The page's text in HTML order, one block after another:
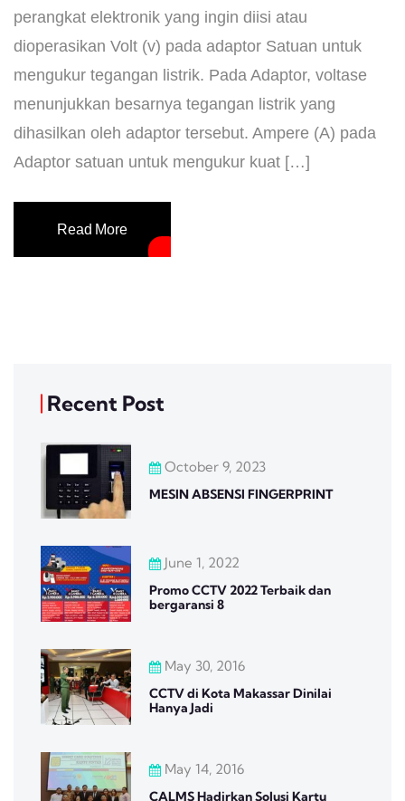
perangkat elektronik yang ingin diisi atau
dioperasikan Volt (v) pada adaptor Satuan untuk
mengukur tegangan listrik. Pada Adaptor, voltase
menunjukkan besarnya tegangan listrik yang
dihasilkan oleh adaptor tersebut. Ampere (A) pada
Adaptor satuan untuk mengukur kuat […]
Read More
Recent Post
October 9, 2023
MESIN ABSENSI FINGERPRINT
June 1, 2022
Promo CCTV 2022 Terbaik dan
bergaransi 8
May 30, 2016
CCTV di Kota Makassar Dinilai
Hanya Jadi
May 14, 2016
CALMS Hadirkan Solusi Kartu